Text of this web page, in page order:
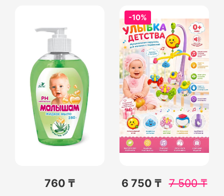
760 ₸
-10%
6 750 ₸ 7 500₸